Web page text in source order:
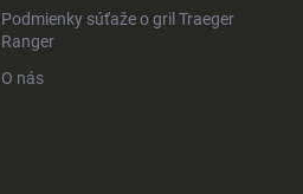
Podmienky súťaže o gril Traeger
Ranger
O nás